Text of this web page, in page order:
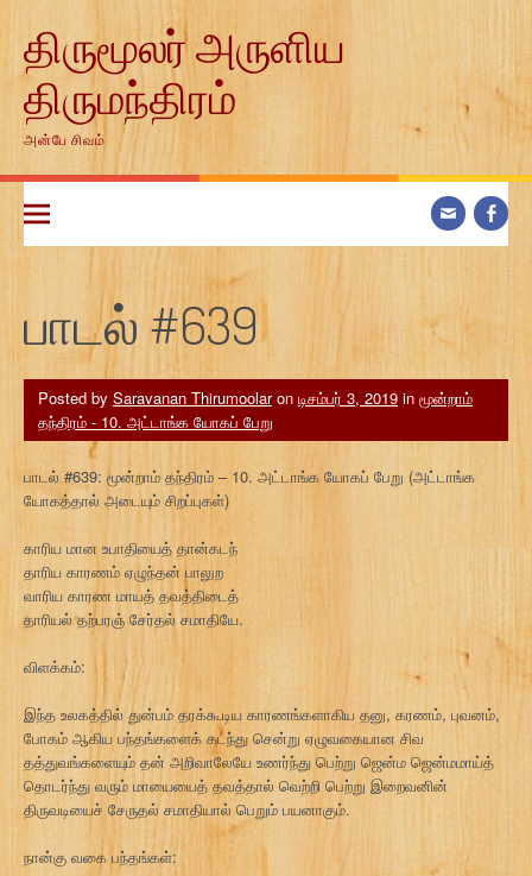
contentதிருமூலர் அருளிய
திருமந்திரம்
அன்பே சிவம்
பாடல் #639
Posted by Saravanan Thirumoolaron டிசம்பர் 3, 2019 in மூன்றாம்
தந்திரம் - 10. அட்டாங்க யோகப் பேறு
பாடல் #639: மூன்றாம் தந்திரம் – 10. அட்டாங்க யோகப் பேறு (அட்டாங்க
யோகத்தால் அடையும் சிறப்புகள்)
காரிய மான உபாதியைத் தான்கடந்
தாரிய காரணம் ஏழுந்தன் பாலுற
வாரிய காரண மாயத் தவத்திடைத்
தாரியல் தற்பரஞ் சேர்தல் சமாதியே.
விளக்கம்:
இந்த உலகத்தில் துன்பம் தரக்கூடிய காரணங்களாகிய தனு, கரணம், புவனம்,
போகம் ஆகிய பந்தங்களைக் கடந்து சென்று ஏழுவகையான சிவ
தத்துவங்களையும் தன் அறிவாலேயே உணர்ந்து பெற்று ஜென்ம ஜென்மமாய்த்
தொடர்ந்து வரும் மாயையைத் தவத்தால் வெற்றி பெற்று இறைவனின்
திருவடியைச் சேருதல் சமாதியால் பெறும் பயனாகும்.
நான்கு வகை பந்தங்கள்: